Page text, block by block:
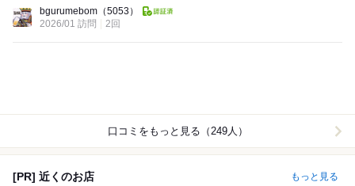
bgurumebom （5053）
2026/01 訪問
2回
口コミをもっと見る（249人）
[PR] 近くのお店 もっと見る